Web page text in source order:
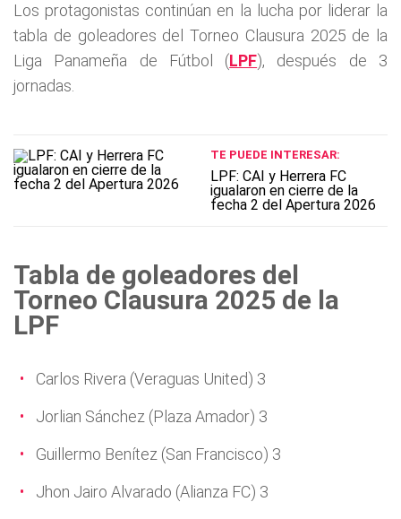
Los protagonistas continúan en la lucha por liderar la
tabla de goleadores del Torneo Clausura 2025 de la
Liga Panameña de Fútbol (LPF), después de 3
jornadas.
TE PUEDE INTERESAR:
LPF: CAI y Herrera FC
igualaron en cierre de la
fecha 2 del Apertura 2026
Tabla de goleadores del
Torneo Clausura 2025 de la
LPF
Carlos Rivera (Veraguas United) 3
Jorlian Sánchez (Plaza Amador) 3
Guillermo Benítez (San Francisco) 3
Jhon Jairo Alvarado (Alianza FC) 3